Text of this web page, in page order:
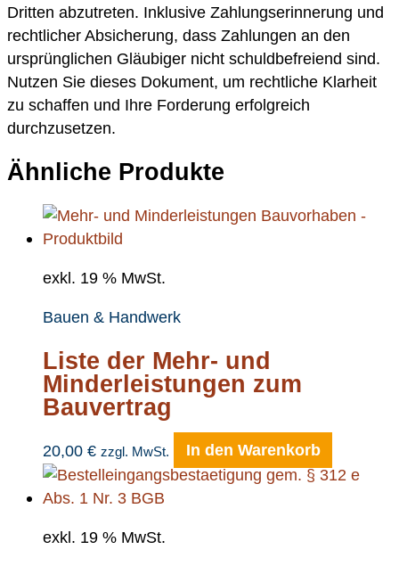
Dritten abzutreten. Inklusive Zahlungserinnerung und
rechtlicher Absicherung, dass Zahlungen an den
ursprünglichen Gläubiger nicht schuldbefreiend sind.
Nutzen Sie dieses Dokument, um rechtliche Klarheit
zu schaffen und Ihre Forderung erfolgreich
durchzusetzen.
Ähnliche Produkte
exkl. 19 % MwSt.
Bauen & Handwerk
Liste der Mehr- und
Minderleistungen zum
Bauvertrag
20,00 € zzgl. MwSt. In den Warenkorb
exkl. 19 % MwSt.